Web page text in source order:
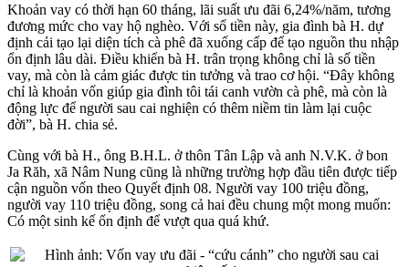
Khoản vay có thời hạn 60 tháng, lãi suất ưu đãi 6,24%/năm, tương
đương mức cho vay hộ nghèo. Với số tiền này, gia đình bà H. dự
định cải tạo lại diện tích cà phê đã xuống cấp để tạo nguồn thu nhập
ổn định lâu dài. Điều khiến bà H. trân trọng không chỉ là số tiền
vay, mà còn là cảm giác được tin tưởng và trao cơ hội. “Đây không
chỉ là khoản vốn giúp gia đình tôi tái canh vườn cà phê, mà còn là
động lực để người sau cai nghiện có thêm niềm tin làm lại cuộc
đời”, bà H. chia sẻ.
Cùng với bà H., ông B.H.L. ở thôn Tân Lập và anh N.V.K. ở bon
Ja Răh, xã Nâm Nung cũng là những trường hợp đầu tiên được tiếp
cận nguồn vốn theo Quyết định 08. Người vay 100 triệu đồng,
người vay 110 triệu đồng, song cả hai đều chung một mong muốn:
Có một sinh kế ổn định để vượt qua quá khứ.